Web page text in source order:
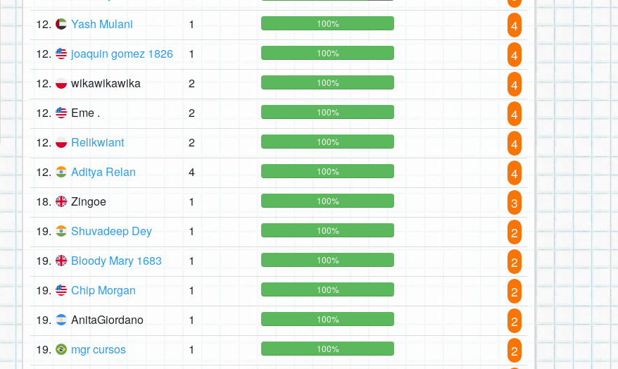
12. Yash Mulani 1 100% 4
12. joaquin gomez 1826 1 100% 4
12. wikawikawika 2 100% 4
12. Eme . 2 100% 4
12. Relikwiant 2 100% 4
12. Aditya Relan 4 100% 4
18. Zingoe 1 100% 3
19. Shuvadeep Dey 1 100% 2
19. Bloody Mary 1683 1 100% 2
19. Chip Morgan 1 100% 2
19. AnitaGiordano 1 100% 2
19. mgr cursos 1 100% 2